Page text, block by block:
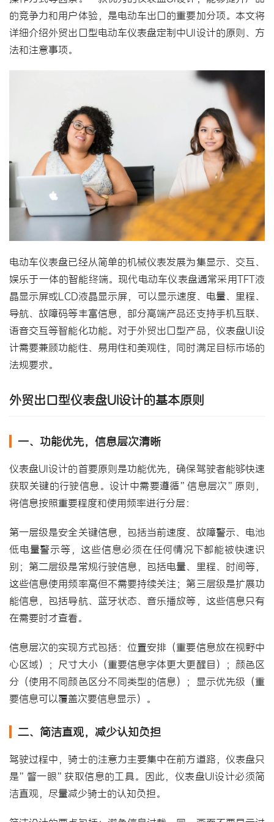
的竞争力和用户体验，是电动车出口的重要加分项。本文将
详细介绍外贸出口型电动车仪表盘定制中UI设计的原则、方
法和注意事项。
电动车仪表盘已经从简单的机械仪表发展为集显示、交互、
娱乐于一体的智能终端。现代电动车仪表盘通常采用TFT液
晶显示屏或LCD液晶显示屏，可以显示速度、电量、里程、
导航、故障码等丰富信息，部分高端产品还支持手机互联、
语音交互等智能化功能。对于外贸出口型产品，仪表盘UI设
计需要兼顾功能性、易用性和美观性，同时满足目标市场的
法规要求。
外贸出口型仪表盘UI设计的基本原则
一、功能优先，信息层次清晰
仪表盘UI设计的首要原则是功能优先，确保驾驶者能够快速
获取关键的行驶信息。设计中需要遵循”信息层次”原则，
将信息按照重要程度和使用频率进行分层：
第一层级是安全关键信息，包括当前速度、故障警示、电池
低电量警示等，这些信息必须在任何情况下都能被快速识
别；第二层级是常规行驶信息，包括电量、里程、时间等，
这些信息使用频率高但不需要持续关注；第三层级是扩展功
能信息，包括导航、蓝牙状态、音乐播放等，这些信息只有
在需要时才查看。
信息层次的实现方式包括：位置安排（重要信息放在视野中
心区域）；尺寸大小（重要信息字体更大更醒目）；颜色区
分（使用不同颜色区分不同类型的信息）；显示优先级（重
要信息可以覆盖次要信息显示）。
二、简洁直观，减少认知负担
驾驶过程中，骑士的注意力主要集中在前方道路，仪表盘只
是”瞥一眼”获取信息的工具。因此，仪表盘UI设计必须简
洁直观，尽量减少骑士的认知负担。